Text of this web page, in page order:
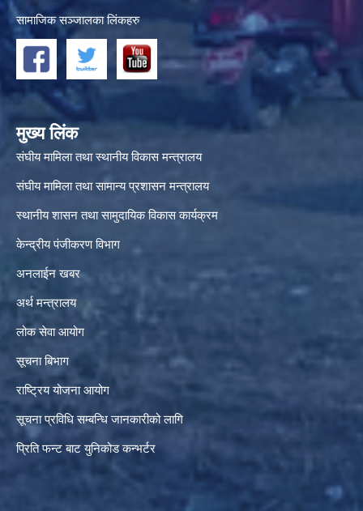
सामाजिक सञ्जालका लिंकहरु
मुख्य लिंक
संघीय मामिला तथा स्थानीय विकास मन्त्रालय
संघीय मामिला तथा सामान्य प्रशासन मन्त्रालय
स्थानीय शासन तथा सामुदायिक विकास कार्यक्रम
केन्द्रीय पंजीकरण विभाग
अनलाईन खबर
अर्थ मन्त्रालय
लोक सेवा आयोग
सूचना बिभाग
राष्ट्रिय योजना आयोग
सूचना प्रविधि सम्बन्धि जानकारीको लागि
प्रिति फन्ट बाट युनिकोड कन्भर्टर